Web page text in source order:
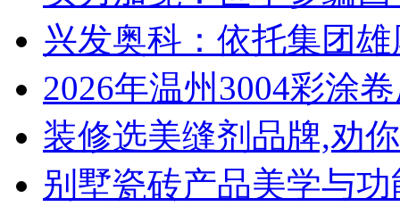
兴发奥科：依托集团
2026年温州3004彩涂
装修选美缝剂品牌,劝
别墅瓷砖产品美学与